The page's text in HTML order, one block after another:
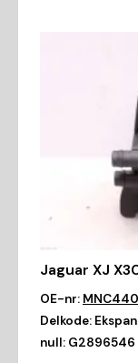
Jaguar XJ
OE-nr:
Delkode:
null: G2896546